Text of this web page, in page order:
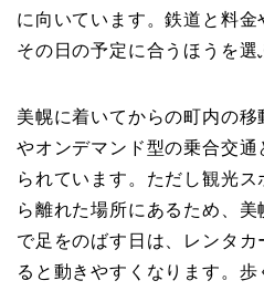
に向いています。鉄道と料金
その日の予定に合うほうを選
美幌に着いてからの町内の
やオンデマンド型の乗合交通
られています。ただし観光
ら離れた場所にあるため、美
で足をのばす日は、レンタカ
ると動きやすくなります。